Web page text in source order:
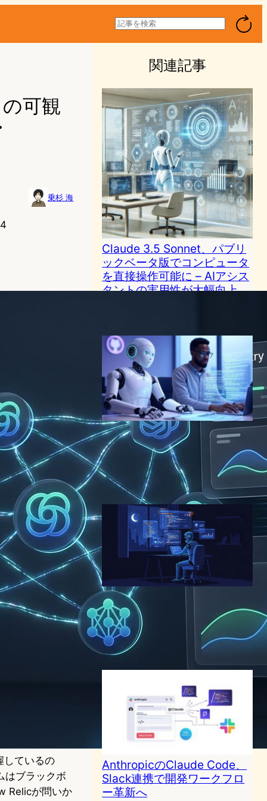
検
索
可観
乗杉 海
しているの
はブラックボ
Relicが問いか
関連記事
Claude 3.5 Sonnet、パブリ
ックベータ版でコンピュータ
を直接操作可能に – AIアシス
タントの実用性が大幅向上
GitHub Copilotに新機能「コ
ーディングエージェント」が
登場
AI（人工知能）ニュース
2025年5月20日13:30
Claude Code、ルーティン機
能を公開—眠っている間にAI
が開発を進める時代へ
AI（人工知能）ニュース
2026年4月16日9:49
AnthropicのClaude Code、
Slack連携で開発ワークフロ
ー革新へ